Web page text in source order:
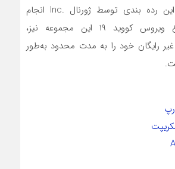
، قرار گرفت. این رده بندی توسط ژورنال .Inc انجام
می‌شود. با شیوع ویروس کووید ۱۹ این مجموعه نیز،
رایگان خود را به مدت محدود به‌طور